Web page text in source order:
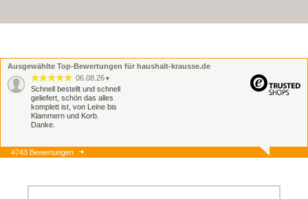
Ausgewählte Top-Bewertungen für haushalt-krausse.de
06.08.26 ▼
Schnell bestellt und schnell
geliefert, schön das alles
komplett ist, von Leine bis
Klammern und Korb.
Danke.
06.08.26 ▼
4743 Bewertungen